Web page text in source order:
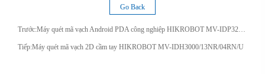
Go Back
Trước:Máy quét mã vạch Android PDA công nghiệp HIKROBOT MV-IDP3204 / 32G
Tiếp:Máy quét mã vạch 2D cầm tay HIKROBOT MV-IDH3000/13NR/04RN/U